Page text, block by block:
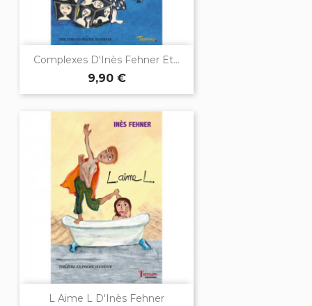
Complexes D'Inès Fehner Et...
9,90 €
L Aime L D'Inès Fehner